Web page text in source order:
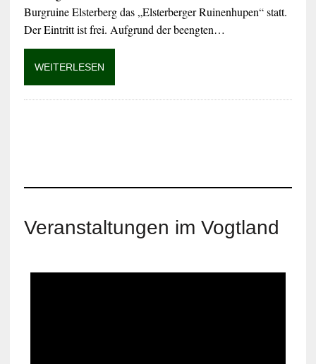
Burgruine Elsterberg das „Elsterberger Ruinenhupen“ statt.
Der Eintritt ist frei. Aufgrund der beengten…
WEITERLESEN
Veranstaltungen im Vogtland